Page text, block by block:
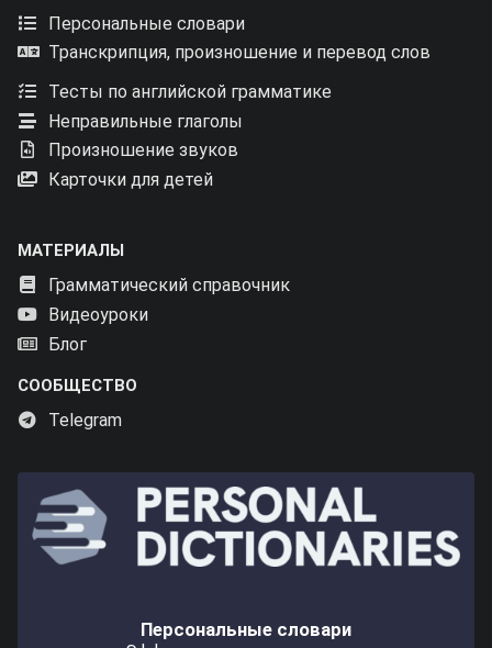
Персональные словари
Транскрипция, произношение и перевод слов
Тесты по английской грамматике
Неправильные глаголы
Произношение звуков
Карточки для детей
МАТЕРИАЛЫ
Грамматический справочник
Видеоуроки
Блог
СООБЩЕСТВО
Telegram
Персональные словари